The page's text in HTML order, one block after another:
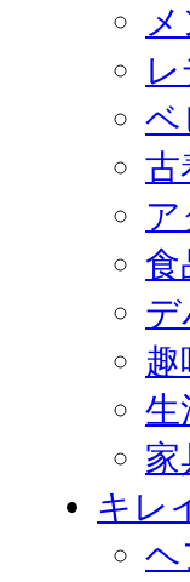
ベ
古
食
デ
趣
生
家
キレ
ヘ